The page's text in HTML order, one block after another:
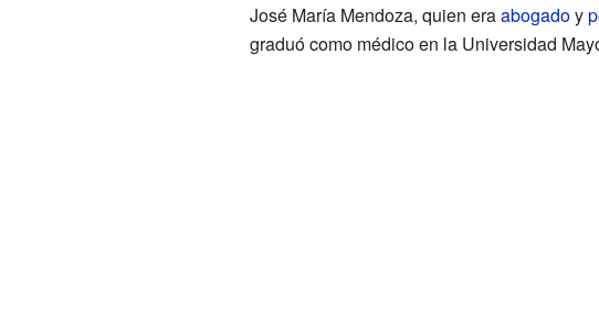
José María Mendoza, quien eraabogadoy
graduó como médico en la Universidad